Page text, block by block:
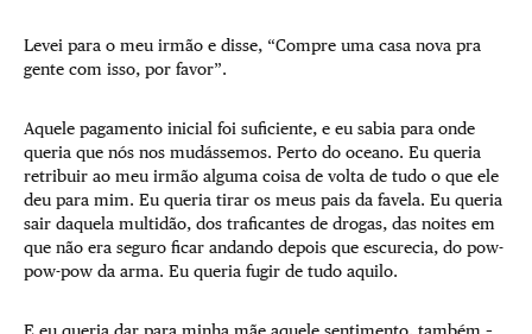
Levei para o meu irmão e disse, “Compre uma casa nova pra
gente com isso, por favor”.
Aquele pagamento inicial foi suficiente, e eu sabia para onde
queria que nós nos mudássemos. Perto do oceano. Eu queria
retribuir ao meu irmão alguma coisa de volta de tudo o que ele
deu para mim. Eu queria tirar os meus pais da favela. Eu queria
sair daquela multidão, dos traficantes de drogas, das noites em
que não era seguro ficar andando depois que escurecia, do pow-
pow-pow da arma. Eu queria fugir de tudo aquilo.